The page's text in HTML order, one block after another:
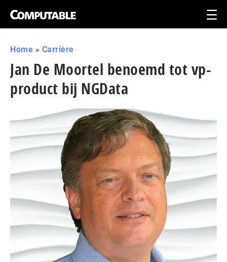
Home » Carrière
Jan De Moortel benoemd tot vp-
product bij NGData